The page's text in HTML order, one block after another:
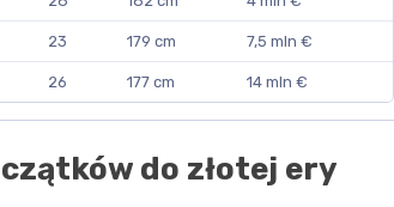
23 179 cm 7,5 mln €
26 177 cm 14 mln €
do złotej ery